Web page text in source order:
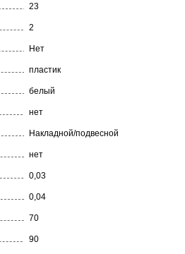
23
2
Нет
пластик
белый
нет
Накладной/подвесной
нет
0,03
0,04
70
90